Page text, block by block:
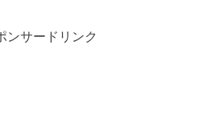
ンサードリンク